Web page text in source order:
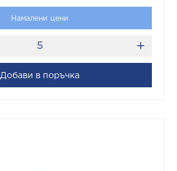
Намалени цени
Добави в поръчка